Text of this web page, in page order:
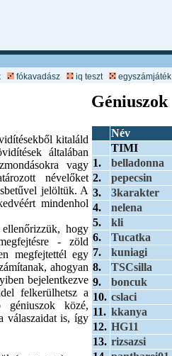
fókavadász iq teszt
egyszámjáték
kitaláld
általában
vagy
névelőket
jelöltük. A
mindenhol
hogy
- zöld
megfejtettél egy
ahogyan
bejelentkezve
felkerülhetsz a
géniuszok közé,
válaszaidat is, így
Géniuszok
Név
TIMI
1.
belladonna
2.
pepecsin
3.
3karakter
4.
nelena
5.
kli
6.
Tucatka
7.
kuniagi
8.
TSCsilla
9.
boncuk
10. cslaci
11. kkanya
12. HG11
13. rizsazsi